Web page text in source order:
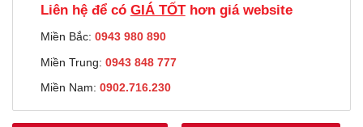
Liên hệ để có GIÁ TỐThơn giá website
Miền Bắc: 0943 980 890
Miền Trung: 0943 848 777
Miền Nam: 0902.716.230